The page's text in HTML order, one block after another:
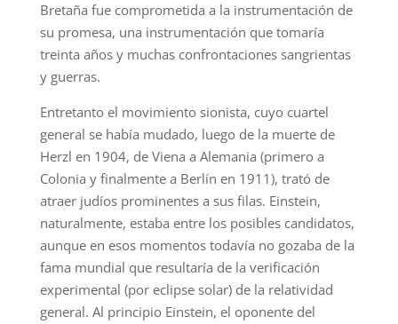
Bretaña fue comprometida a la instrumentación de
su promesa, una instrumentación que tomaría
treinta años y muchas confrontaciones sangrientas
y guerras.
Entretanto el movimiento sionista, cuyo cuartel
general se había mudado, luego de la muerte de
Herzl en 1904, de Viena a Alemania (primero a
Colonia y finalmente a Berlín en 1911), trató de
atraer judíos prominentes a sus filas. Einstein,
naturalmente, estaba entre los posibles candidatos,
aunque en esos momentos todavía no gozaba de la
fama mundial que resultaría de la verificación
experimental (por eclipse solar) de la relatividad
general. Al principio Einstein, el oponente del